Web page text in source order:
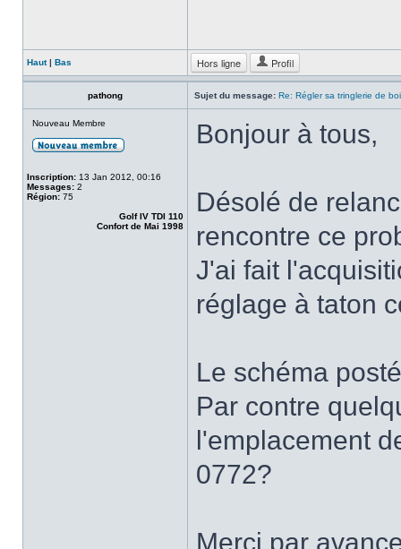
Haut| Bas Hors ligne Profil
pathong Sujet du message: Re: Régler sa tringlerie de
Nouveau Membre
Inscription: 13 Jan 2012, 00:16
Messages: 2
Région: 75
Golf IV TDI 110
Confort de Mai 1998
Bonjour à tous,
Désolé de
rencontre ce
J'ai fait
réglage à taton
Le schéma
Par contre
l'emplacement
0772?
Merci par